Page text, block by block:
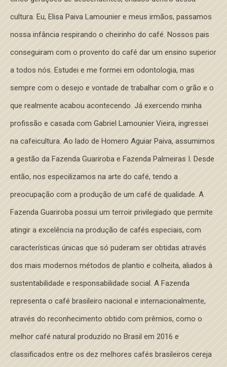
cultura. Eu, Elisa Paiva Lamounier e meus irmãos, passamos
nossa infância respirando o cheirinho do café. Nossos pais
conseguiram com o provento do café dar um ensino superior
a todos nós. Estudei e me formei em odontologia, mas
sempre com o desejo e vontade de trabalhar com o grão e o
que realmente acabou acontecendo. Já exercendo minha
profissão e casada com Gabriel Lamounier Vieira, ingressei
na cafeicultura. Ao lado de Homero Aguiar Paiva, assumimos
a gestão da Fazenda Guariroba e Fazenda Palmeiras I. Desde
então, nos especilizamos na arte do café, tendo a
preocupação com a produção de um café de qualidade. A
Fazenda Guariroba possui um terroir privilegiado que permite
atingir a excelência na produção de cafés especiais, com
características únicas que só puderam ser obtidas através
dos mais modernos métodos de plantio e colheita, aliados à
sustentabilidade e responsabilidade social. A Fazenda
representa o café brasileiro nacional e internacionalmente,
através do reconhecimento obtido com prêmios, como o
melhor café natural produzido no Brasil em 2016 e
classificados entre os dez melhores cafés brasileiros cereja